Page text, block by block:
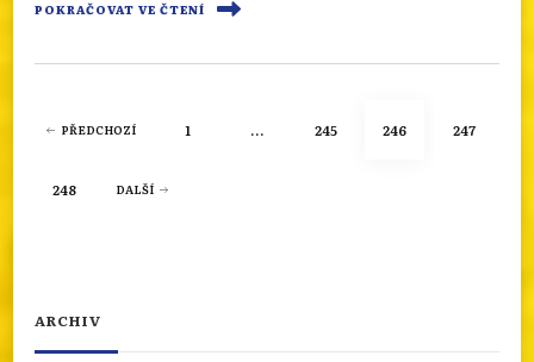
POKRAČOVAT VE ČTENÍ
Stránkování
příspěvků
PŘEDCHOZÍ STRÁNKA
1 … STRÁNKA
245 STRÁNKA
246 STRÁNKA
247
STRÁNKA
248 DALŠÍ
ARCHIV